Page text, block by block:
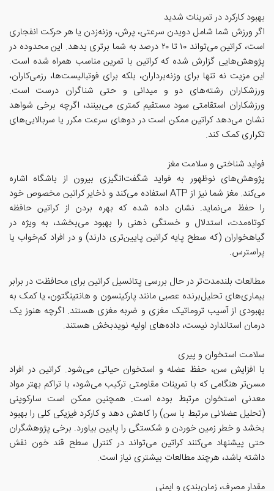
بهبود کارکرد در تمرینات شدید
اگر ورزش شما شامل دویدن سرعتی، پرش، وزنه‌زدن یا هر حرکت انفجاری
است، کراتین می‌تواند ۱۰ تا ۲۰ درصد به شما برتری بدهد. این محدوده در
پژوهش‌هایی گزارش شده که کراتین با تمرین مناسب همراه شده است.
این مزیت نه تنها برای وزنه‌برداران، بلکه برای فوتبالیست‌ها، رزمی‌کاران،
ورزشکاران رشته‌های دو و میدانی و حتی شناگران درست است.
ورزشکاران استقامتی سود مستقیم کمتری می‌بینند، اگرچه برخی شواهد
نشان می‌دهد کراتین ممکن است در دوهای سرعت مکرر یا سربالایی‌های
تکراری کمک کند.
فواید شناختی و سلامت مغز
پژوهش‌های نوظهور به فواید شگفت‌انگیزی بیرون از باشگاه اشاره
می‌کند. مغز شما نیز از ATP استفاده می‌کند و ذخایر کراتین مخصوص خود
را حفظ می‌نماید. نشان داده شده که بهره بردن از کراتین حافظه
کوتاه‌مدت، استدلال و خستگی ذهنی را بهبود می‌بخشد، به ویژه در
گیاهخواران (که سطح پایه کراتین پایین‌تری دارند) و در افراد کم‌خواب یا
پراسترس.
مطالعات بلندمدت‌تر در حال بررسی پتانسیل کراتین برای محافظت در برابر
بیماری‌های تحلیل‌برنده عصبی مانند پارکینسون و هانتینگتون، یا کمک به
بهبودی از آسیب تروماتیک مغزی و ضربه مغزی هستند. اگرچه هنوز یک
درمان استاندارد نیست، داده‌های اولیه نویدبخش هستند.
سلامت استخوان و پیری
با افزایش سن، حفظ عضله و استخوان حیاتی می‌شود. کراتین در افراد
مسن‌تر هنگامی که با تمرینات مقاومتی ترکیب می‌شود، با تراکم بهتر مواد
معدنی استخوان مرتبط بوده است. همچنین ممکن است سارکوپنی
(تحلیل عضلانی مرتبط با سن) را کاهش دهد و کارکرد فیزیکی کلی را بهبود
بخشد و خطر زمین خوردن و شکستگی را پایین بیاورد. برخی پژوهشگران
حتی پیشنهاد می‌کنند کراتین می‌تواند در کنترل سطح قند خون نقش
داشته باشد، هرچند مطالعات بیشتری نیاز است.
مقدار مصرف، زمان‌بندی و ایمنی